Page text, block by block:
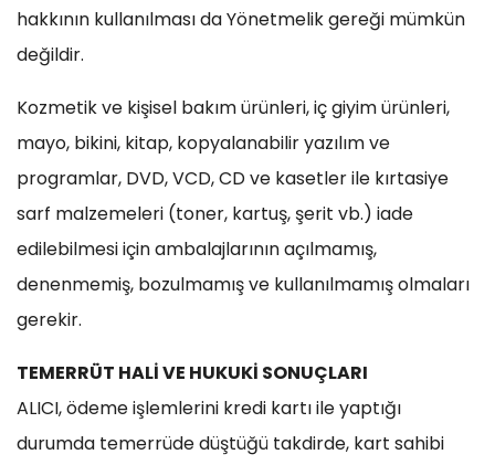
hakkının kullanılması da Yönetmelik gereği mümkün
değildir.
Kozmetik ve kişisel bakım ürünleri, iç giyim ürünleri,
mayo, bikini, kitap, kopyalanabilir yazılım ve
programlar, DVD, VCD, CD ve kasetler ile kırtasiye
sarf malzemeleri (toner, kartuş, şerit vb.) iade
edilebilmesi için ambalajlarının açılmamış,
denenmemiş, bozulmamış ve kullanılmamış olmaları
gerekir.
TEMERRÜT HALİ VE HUKUKİ SONUÇLARI
ALICI, ödeme işlemlerini kredi kartı ile yaptığı
durumda temerrüde düştüğü takdirde, kart sahibi